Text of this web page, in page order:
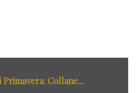
Primavera: Collane...